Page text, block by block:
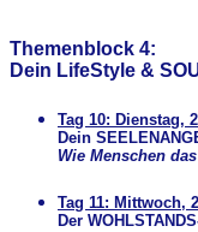
Themenblock 4:
Dein LifeStyle &
Tag 10: Dienstag,
Dein
Wie Menschen
Tag 11: Mittwoch,
Der